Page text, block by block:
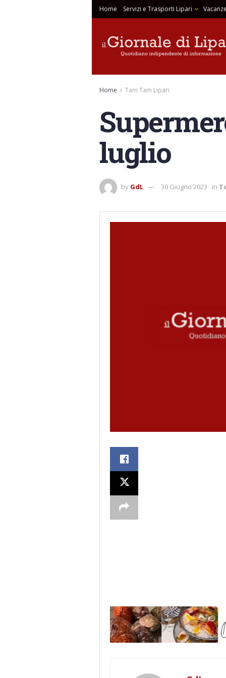
Home Servizi e Trasporti Lipari
Home Tam Tam Lipari
luglio
by GdL 30 Giugno 2023 in